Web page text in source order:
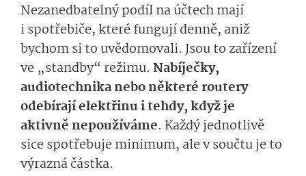
Nezanedbatelný podíl na účtech mají
i spotřebiče, které fungují denně, aniž
bychom si to uvědomovali. Jsou to zařízení
ve „standby“ režimu. Nabíječky,
audiotechnika nebo některé routery
odebírají elektřinu i tehdy, když je
aktivně nepoužíváme. Každý jednotlivě
sice spotřebuje minimum, ale v součtu je to
výrazná částka.